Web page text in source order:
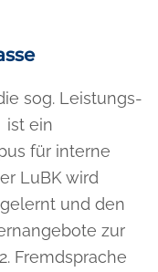
sog. Leistungs-
ist ein
für interne
LuBK wird
und den
zur
Fremdsprache